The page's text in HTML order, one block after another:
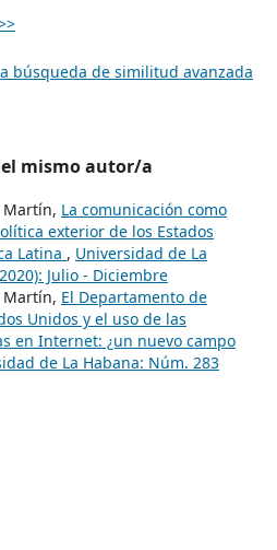
búsqueda de similitud avanzada
mismo autor/a
Martín, La comunicación como
exterior de los Estados
Latina , Universidad de La
Julio - Diciembre
Martín, El Departamento de
Unidos y el uso de las
en Internet: ¿un nuevo campo
de La Habana: Núm. 283